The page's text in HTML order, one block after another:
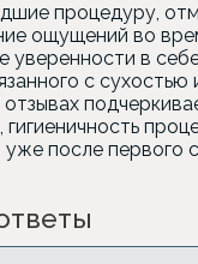
процедуру,
ощущений во
уверенности в
с сухостью
после первого